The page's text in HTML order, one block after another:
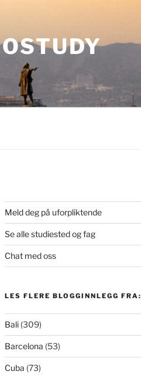
Meld deg på uforpliktende
Se alle studiested og fag
Chat med oss
LES FLERE BLOGGINNLEGG FRA:
Bali(309)
Barcelona (53)
Cuba (73)